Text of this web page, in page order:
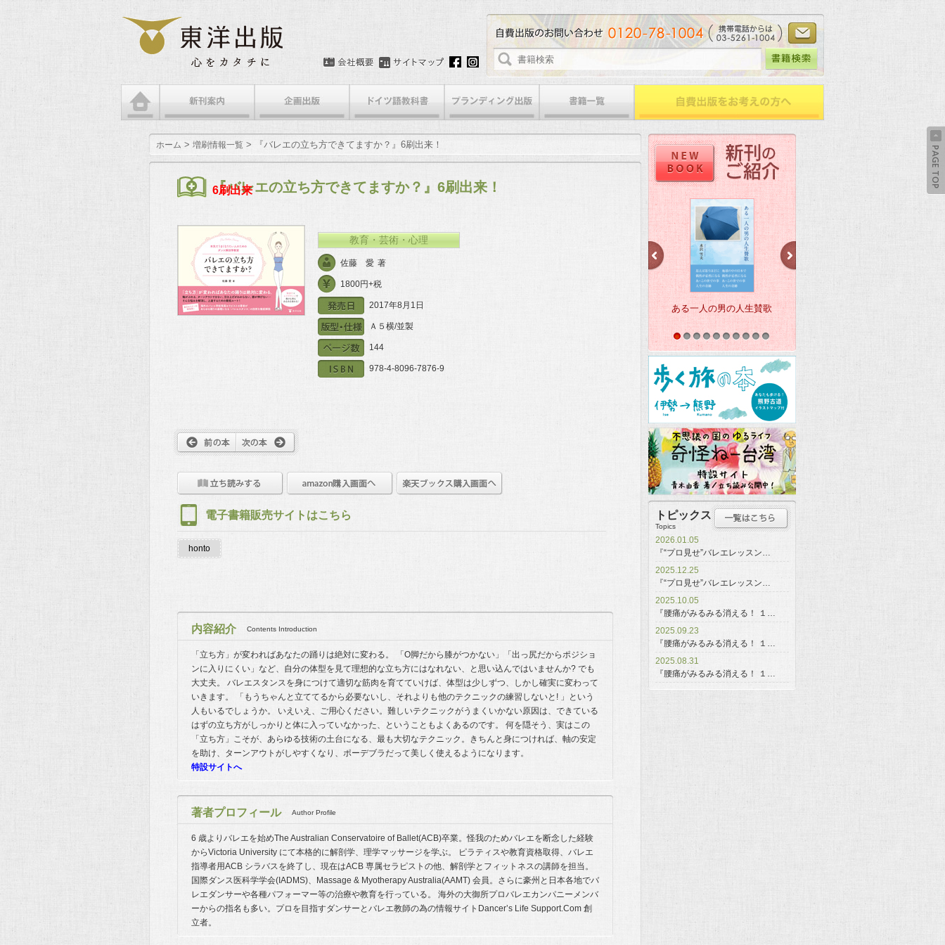
メインメニュー
メインコンテンツへ移動
サブコンテンツへ移動
ホーム > 増刷情報一覧 > 『バレエの立ち方できてますか？』6刷出来！
『バレエの立ち方できてますか？』6刷出来！
教育・芸術・心理
6刷出来
佐藤 愛 著
1800円+税
2017年8月1日
Ａ５横/並製
144
978-4-8096-7876-9
電子書籍販売サイトはこちら
honto
内容紹介 Contents Introduction
「立ち方」が変わればあなたの踊りは絶対に変わる。 「O脚だから膝がつかない」「出っ尻だからポジショ
ンに入りにくい」など、自分の体型を見て理想的な立ち方にはなれない、と思い込んではいませんか? でも
大丈夫。 バレエスタンスを身につけて適切な筋肉を育てていけば、体型は少しずつ、しかし確実に変わって
いきます。 「もうちゃんと立ててるから必要ないし、それよりも他のテクニックの練習しないと! 」という
人もいるでしょうか。 いえいえ、ご用心ください。難しいテクニックがうまくいかない原因は、できている
はずの立ち方がしっかりと体に入っていなかった、ということもよくあるのです。 何を隠そう、実はこの
「立ち方」こそが、あらゆる技術の土台になる、最も大切なテクニック。きちんと身につければ、軸の安定
を助け、ターンアウトがしやすくなり、ポーデブラだって美しく使えるようになります。
特設サイトへ
著者プロフィール Author Profile
6 歳よりバレエを始めThe Australian Conservatoire of Ballet(ACB)卒業。怪我のためバレエを断念した経験
からVictoria University にて本格的に解剖学、理学マッサージを学ぶ。 ピラティスや教育資格取得、バレエ
指導者用ACB シラバスを終了し、現在はACB 専属セラピストの他、解剖学とフィットネスの講師を担当。
国際ダンス医科学学会(IADMS)、Massage & Myotherapy Australia(AAMT) 会員。さらに豪州と日本各地でバ
レエダンサーや各種パフォーマー等の治療や教育を行っている。 海外の大御所プロバレエカンパニーメンバ
ーからの指名も多い。プロを目指すダンサーとバレエ教師の為の情報サイトDancerʼs Life Support.Com 創
立者。
ある一人の男の人生賛歌
1 2 6 7 10
トピックス
Topics
2026.01.05
『“プロ見せ”バレエレッスン…
2025.12.25
『“プロ見せ”バレエレッスン…
2025.10.05
『腰痛がみるみる消える！ １…
2025.09.23
『腰痛がみるみる消える！ １…
2025.08.31
『腰痛がみるみる消える！ １…